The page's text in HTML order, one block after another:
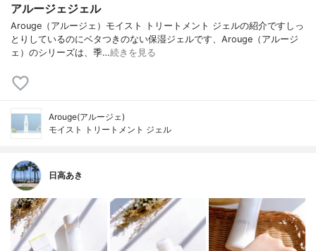
アルージェジェル
Arouge（アルージェ）モイスト トリートメント ジェルの紹介ですしっ
とりしているのにベタつきのない保湿ジェルです、Arouge（アルージ
ェ）のシリーズは、季…続きを見る
Arouge(アルージェ)
モイスト トリートメント ジェル
日高あき